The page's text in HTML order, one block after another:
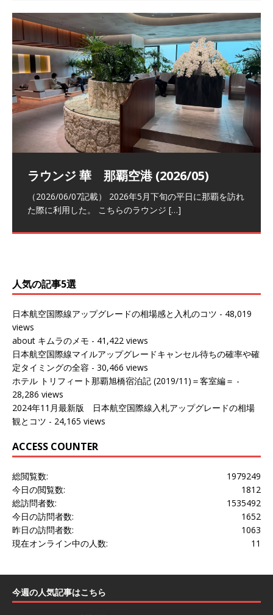
祝！日本航空・マリオットの戦略パー
トナーシップによるFOP無料付与とス
テイタスマッチ
ラウンジ 華 那覇空港 (2026/05)
（2026/06/07記載） 2026年5月下旬の平日に那覇を訪れ
た際に利用した。 こちらのラウンジ […]
The Coral Executive Lounge スワ
ンナプーム国際空港国内線ラウンジ
(2026/01)
日本航空 羽田空港国際線ファースト
クラスラウンジ (2026/01)
（2026/03/18記載） 2026年1月、毎年恒例の新年の羽田
バンコクエアウェイズ スワンナプー
ム国際空港国内線ラウンジ (2026/01)
（2026/03/13記載） 2026年1月上旬にバンコク経由でチ
人気の記事5選
日本航空国際線アップグレードの相場感と入札のコツ - 48,019
views
about キムラのメモ - 41,422 views
日本航空国際線マイルアップグレードキャンセル待ちの確率や確
定タイミングの全容 - 30,466 views
ホテル トリフィート那覇旭橋宿泊記 (2019/11)＝客室編＝ -
28,286 views
2024年11月最新版 日本航空国際線入札アップグレードの相場
観とコツ - 24,165 views
ACCESS COUNTER
1979249
総閲覧数:
1812
今日の閲覧数:
1535492
総訪問者数:
1652
今日の訪問者数:
1063
昨日の訪問者数:
11
現在オンライン中の人数:
今週の人気記事はこちら